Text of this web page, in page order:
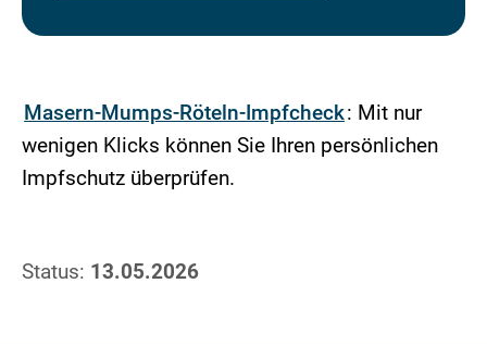
Masern-Mumps-Röteln-Impfcheck: Mit nur
wenigen Klicks können Sie Ihren persönlichen
Impfschutz überprüfen.
Status: 13.05.2026